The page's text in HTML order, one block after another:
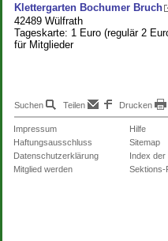
Klettergarten Bochumer Bruch
42489 Wülfrath
Tageskarte: 1 Euro (regulär 2
für Mitglieder
Suchen Teilen Drucken
Impressum
Haftungsausschluss
Datenschutzerklärung
Mitglied werden
Hilfe
Sitemap
Index der
Sektions-